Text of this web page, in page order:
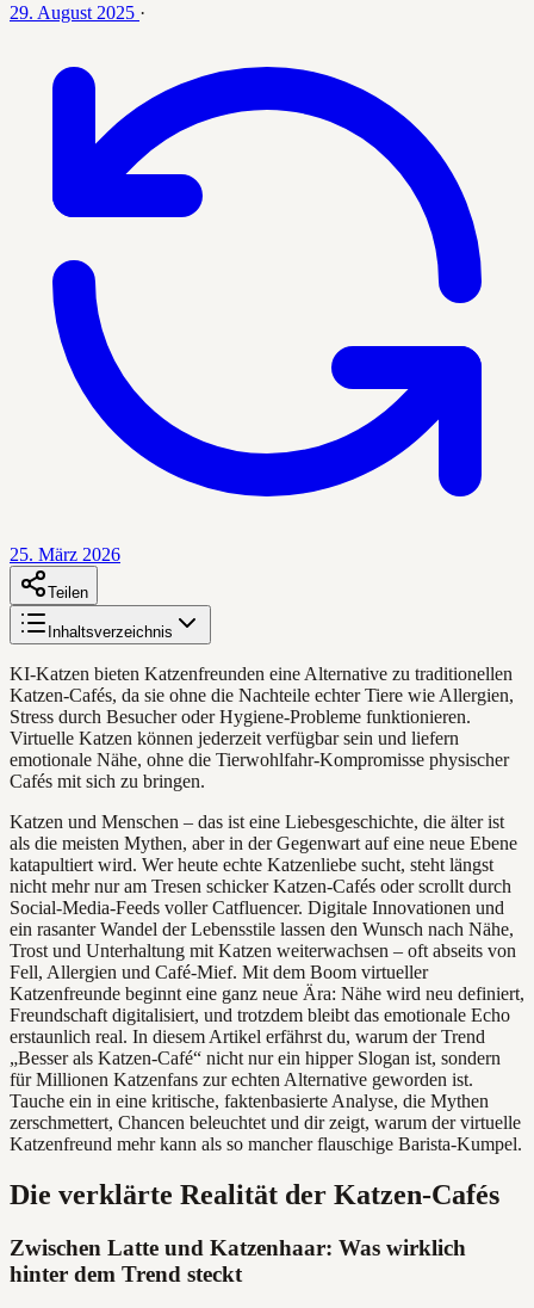
29. August 2025 ·
25. März 2026
Teilen
Inhaltsverzeichnis
KI-Katzen bieten Katzenfreunden eine Alternative zu traditionellen
Katzen-Cafés, da sie ohne die Nachteile echter Tiere wie Allergien,
Stress durch Besucher oder Hygiene-Probleme funktionieren.
Virtuelle Katzen können jederzeit verfügbar sein und liefern
emotionale Nähe, ohne die Tierwohlfahr-Kompromisse physischer
Cafés mit sich zu bringen.
Katzen und Menschen – das ist eine Liebesgeschichte, die älter ist
als die meisten Mythen, aber in der Gegenwart auf eine neue Ebene
katapultiert wird. Wer heute echte Katzenliebe sucht, steht längst
nicht mehr nur am Tresen schicker Katzen-Cafés oder scrollt durch
Social-Media-Feeds voller Catfluencer. Digitale Innovationen und
ein rasanter Wandel der Lebensstile lassen den Wunsch nach Nähe,
Trost und Unterhaltung mit Katzen weiterwachsen – oft abseits von
Fell, Allergien und Café-Mief. Mit dem Boom virtueller
Katzenfreunde beginnt eine ganz neue Ära: Nähe wird neu definiert,
Freundschaft digitalisiert, und trotzdem bleibt das emotionale Echo
erstaunlich real. In diesem Artikel erfährst du, warum der Trend
„Besser als Katzen-Café“ nicht nur ein hipper Slogan ist, sondern
für Millionen Katzenfans zur echten Alternative geworden ist.
Tauche ein in eine kritische, faktenbasierte Analyse, die Mythen
zerschmettert, Chancen beleuchtet und dir zeigt, warum der virtuelle
Katzenfreund mehr kann als so mancher flauschige Barista-Kumpel.
Die verklärte Realität der Katzen-Cafés
Zwischen Latte und Katzenhaar: Was wirklich
hinter dem Trend steckt